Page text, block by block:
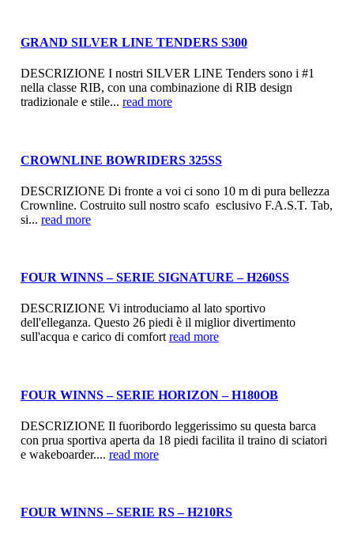
GRAND SILVER LINE TENDERS S300
DESCRIZIONE I nostri SILVER LINE Tenders sono i #1
nella classe RIB, con una combinazione di RIB design
tradizionale e stile... read more
CROWNLINE BOWRIDERS 325SS
DESCRIZIONE Di fronte a voi ci sono 10 m di pura bellezza
Crownline. Costruito sull nostro scafo esclusivo F.A.S.T. Tab,
si... read more
FOUR WINNS – SERIE SIGNATURE – H260SS
DESCRIZIONE Vi introduciamo al lato sportivo
dell'elleganza. Questo 26 piedi è il miglior divertimento
sull'acqua e carico di comfortread more
FOUR WINNS – SERIE HORIZON – H180OB
DESCRIZIONE Il fuoribordo leggerissimo su questa barca
con prua sportiva aperta da 18 piedi facilita il traino di sciatori
e wakeboarder.... read more
FOUR WINNS – SERIE RS – H210RS